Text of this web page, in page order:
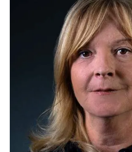
TEL.: 0 24 03 / 7
FAX:
0 24 03 /